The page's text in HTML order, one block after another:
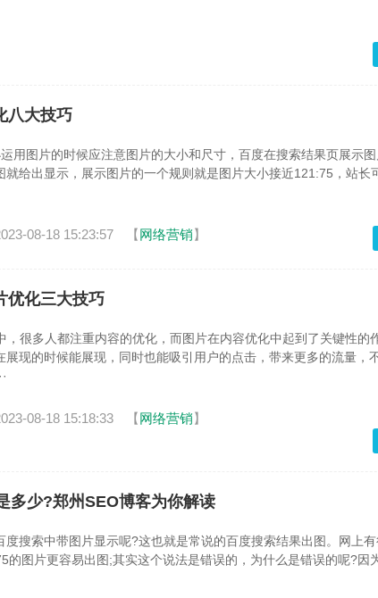
八大技巧
用图片的时候应注意图片的大小和尺寸，百度在搜索结果页展示
就给出显示，展示图片的一个规则就是图片大小接近121:75，站长
08-18 15:23:57 【网络营销】
优化三大技巧
，很多人都注重内容的优化，而图片在内容优化中起到了关键性的
展现的时候能展现，同时也能吸引用户的点击，带来更多的流量，
08-18 15:18:33 【网络营销】
多少?郑州SEO博客为你解读
度搜索中带图片显示呢?这也就是常说的百度搜索结果出图。网上
的图片更容易出图;其实这个说法是错误的，为什么是错误的呢?因